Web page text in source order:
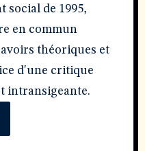
social de 1995,
en commun
théoriques et
d'une critique
intransigeante.